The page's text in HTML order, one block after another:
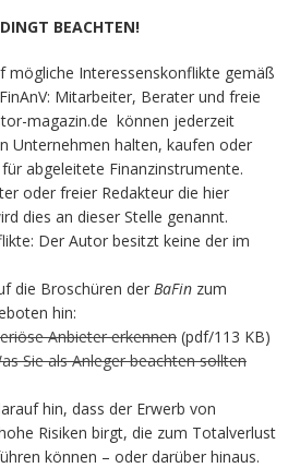
BEACHTEN!
mögliche Interessenskonflikte gemäß
Mitarbeiter, Berater und freie
magazin.de können jederzeit
Unternehmen halten, kaufen oder
abgeleitete Finanzinstrumente.
oder freier Redakteur die hier
dies an dieser Stelle genannt.
Der Autor besitzt keine der im
die Broschüren der BaFin zum
hin:
Anbieter erkennen (pdf/113 KB)
Sie als Anleger beachten sollten
hin, dass der Erwerb von
Risiken birgt, die zum Totalverlust
können – oder darüber hinaus.